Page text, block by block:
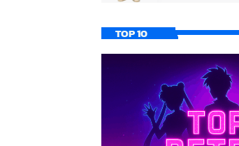
TOP 10